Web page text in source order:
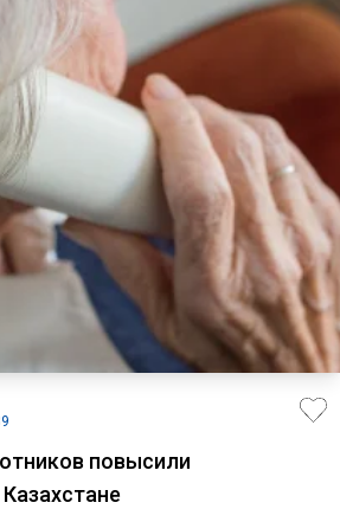
повысили